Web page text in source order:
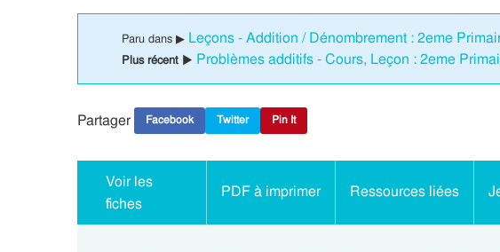
Paru dans ▶ Leçons - Addition / Dénombrement : 2eme
Plus récent ▶ Problèmes additifs - Cours, Leçon : 2eme
Partager Facebook Twitter Pin It
Voir les
fiches
PDF à imprimer Ressources liées